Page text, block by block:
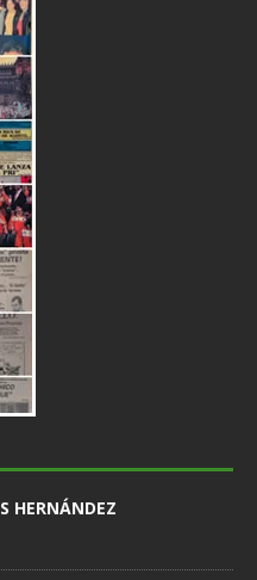
HERNÁNDEZ